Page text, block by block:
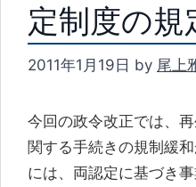
定制度の規
2011年1月19日 by 尾上
今回の政令改正では、
関する手続きの規制緩
には、両認定に基づき